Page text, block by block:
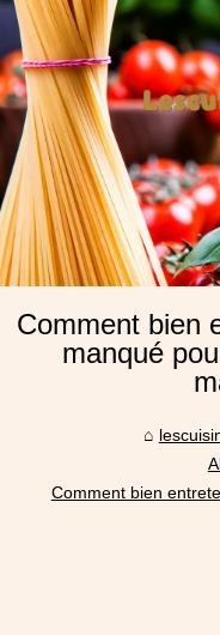
Comment bien
manqué
Comment bien